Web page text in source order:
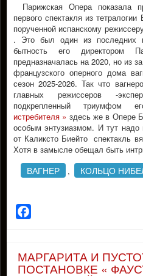
Парижская Опера показала
первого спектакля из
порученной испанскому
. Это был один из последних
бытность его директором
предназначалась на 2020, но из
французского оперного дома
сезон 2025-2026. Так что
главных режиссеров -
подкрепленный триумфом
истребителя » здесь же в Опере
особым энтузиазмом. И тут надо
от Каликсто Биейто спектакль
Хотя в замысле обещал быть
ВАГНЕР , КОЛЬЦО
МАРГАРИТА И
ПОСТАНОВКЕ «